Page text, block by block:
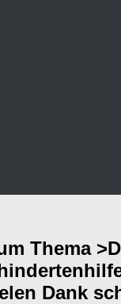
Thema
Dank